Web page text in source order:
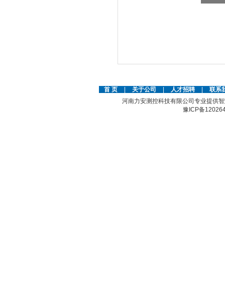
首 页 关于公司 人才招聘
联系
河南力安测控科技有限公司专业提供
豫ICP备